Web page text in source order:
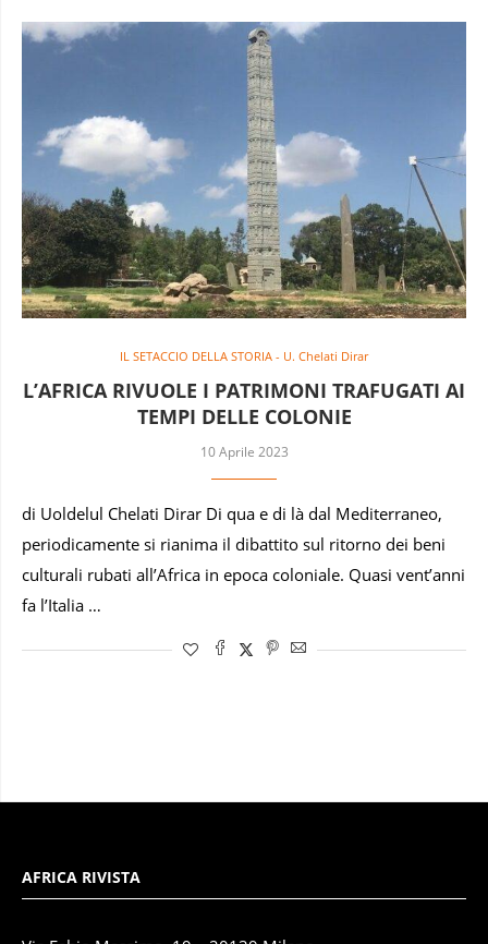
IL SETACCIO DELLA STORIA - U. Chelati Dirar
L’AFRICA RIVUOLE I PATRIMONI TRAFUGATI AI
TEMPI DELLE COLONIE
10 Aprile 2023
di Uoldelul Chelati Dirar Di qua e di là dal Mediterraneo,
periodicamente si rianima il dibattito sul ritorno dei beni
culturali rubati all’Africa in epoca coloniale. Quasi vent’anni
fa l’Italia …
AFRICA RIVISTA